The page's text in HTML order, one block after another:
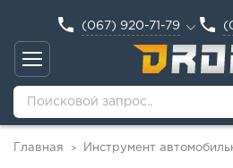
(067) 920-71-79
Главная > Инструмент